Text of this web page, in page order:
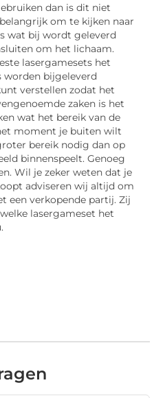
dan is dit niet
om te kijken naar
wat bij wordt geleverd
om het lichaam.
lasergamesets het
worden bijgeleverd
verstellen zodat het
zaken is het
wat het bereik van de
moment je buiten wilt
bereik nodig dan op
binnenspeelt. Genoeg
Wil je zeker weten dat je
adviseren wij altijd om
een verkopende partij. Zij
lasergameset het